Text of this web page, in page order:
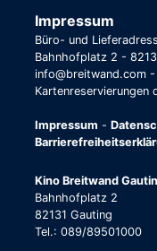
Impressum
Büro- und
Bahnhofplatz 2 -
info@breitwand.com -
Kartenreservierungen
Impressum -
Kino Breitwand
Bahnhofplatz 2
82131 Gauting
Tel.: 089/89501000